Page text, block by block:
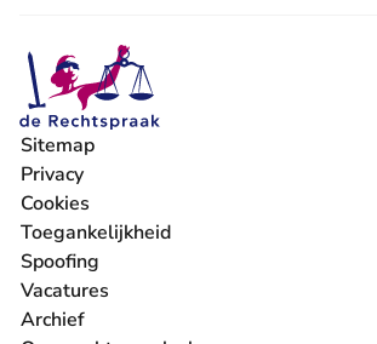
Sitemap
Privacy
Cookies
Toegankelijkheid
Spoofing
Vacatures
- U verlaat Rechtspraak.nl
Archief